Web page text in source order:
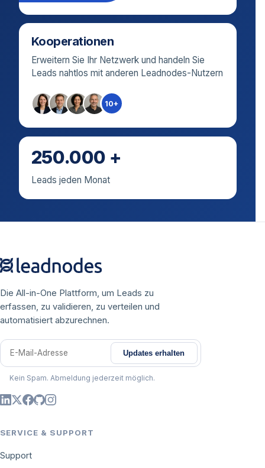
Kooperationen
Erweitern Sie Ihr Netzwerk und handeln Sie
Leads nahtlos mit anderen Leadnodes-Nutzern
10+
250.000 +
Leads jeden Monat
Die All-in-One Plattform, um Leads zu
erfassen, zu validieren, zu verteilen und
automatisiert abzurechnen.
E-Mail-Adresse
Updates erhalten
Kein Spam. Abmeldung jederzeit möglich.
SERVICE & SUPPORT
Support